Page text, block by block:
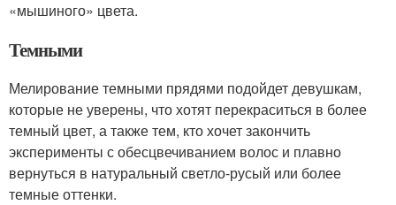
«мышиного» цвета.
Темными
Мелирование темными прядями подойдет девушкам,
которые не уверены, что хотят перекраситься в более
темный цвет, а также тем, кто хочет закончить
эксперименты с обесцвечиванием волос и плавно
вернуться в натуральный светло-русый или более
темные оттенки.